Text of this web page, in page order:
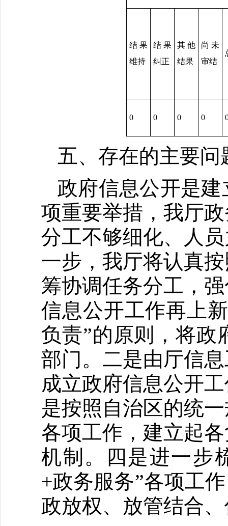
结果
维持
结果
纠正
其他
结果
尚未
审结
0 0 0 0
五、存在的主要问
政府信息公开是
项重要举措，我厅
分工不够细化、人
一步，我厅将认真
筹协调任务分工，
信息公开工作再上
负责”的原则，将政
部门。二是由厅信
成立政府信息公开
是按照自治区的统
各项工作，建立起
机制。四是进一步
+政务服务”各项工
政放权、放管结合